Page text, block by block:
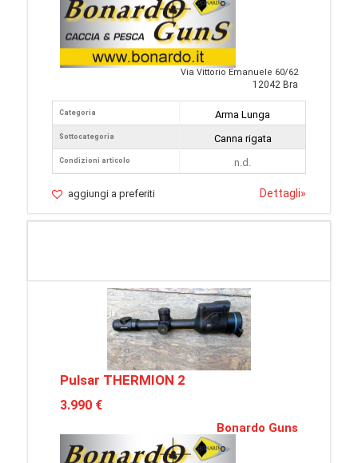
Via Vittorio Emanuele 60/62
12042 Bra
Categoria
Sottocategoria
Condizioni articolo
Arma Lunga
Canna rigata
n.d.
aggiungi a preferiti Dettagli»
Pulsar THERMION 2
3.990 €
Bonardo Guns